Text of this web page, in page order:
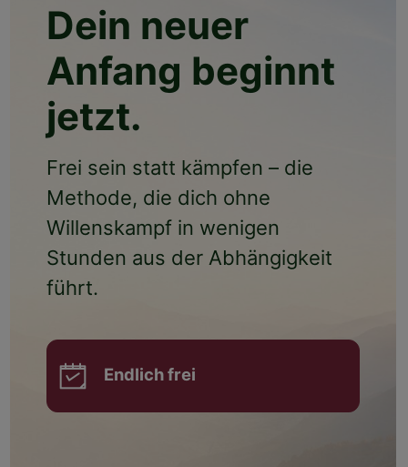
Dein neuer
Anfang beginnt
jetzt.
Frei sein statt kämpfen – die
Methode, die dich ohne
Willenskampf in wenigen
Stunden aus der Abhängigkeit
führt.
Endlich frei